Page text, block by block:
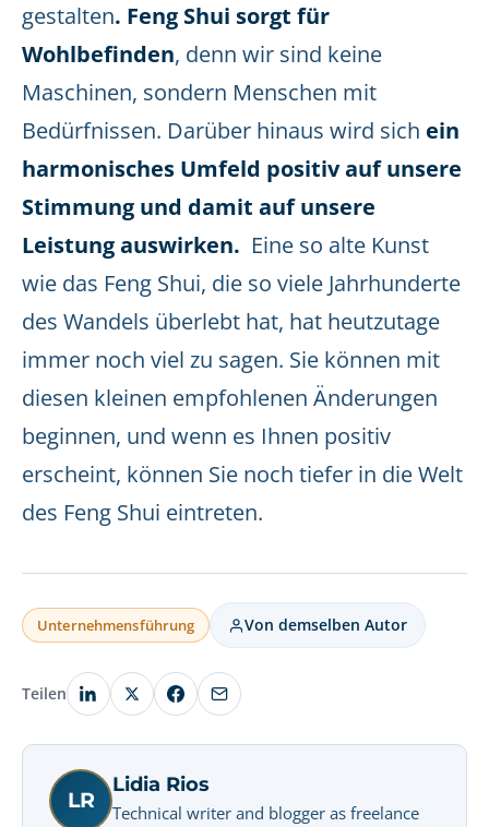
gestalten. Feng Shui sorgt für
Wohlbefinden, denn wir sind keine
Maschinen, sondern Menschen mit
Bedürfnissen. Darüber hinaus wird sich ein
harmonisches Umfeld positiv auf unsere
Stimmung und damit auf unsere
Leistung auswirken. Eine so alte Kunst
wie das Feng Shui, die so viele Jahrhunderte
des Wandels überlebt hat, hat heutzutage
immer noch viel zu sagen. Sie können mit
diesen kleinen empfohlenen Änderungen
beginnen, und wenn es Ihnen positiv
erscheint, können Sie noch tiefer in die Welt
des Feng Shui eintreten.
Unternehmensführung Von demselben Autor
Teilen
LR
Lidia Rios
Technical writer and blogger as freelance